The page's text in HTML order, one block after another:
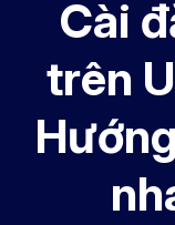
Cài
trên